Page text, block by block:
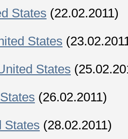
States (22.02.2011)
States
States
(26.02.2011)
States (28.02.2011)